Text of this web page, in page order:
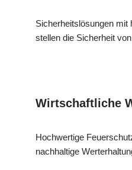
Sicherheitslösungen mit
stellen die Sicherheit
Wirtschaftliche
Hochwertige
nachhaltige